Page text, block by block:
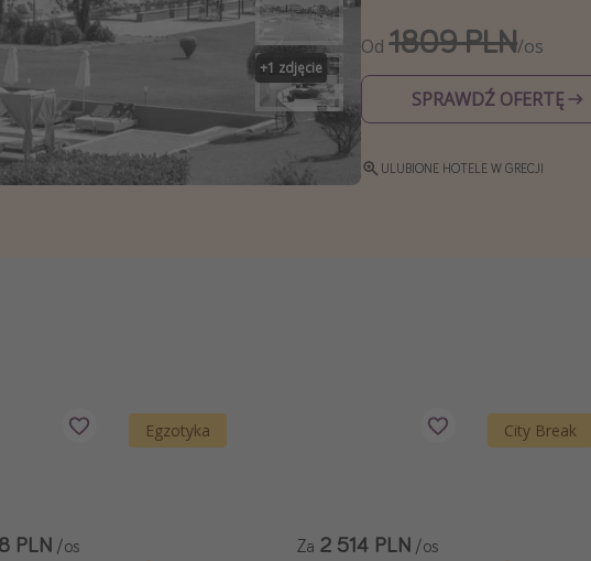
+1 zdjęcie
Od1809 PLN/os
SPRAWDŹ OFERTĘ
ULUBIONE HOTELE W GRECJI
PLN /os
Egzotyka
Za 2 514 PLN /os
City Break